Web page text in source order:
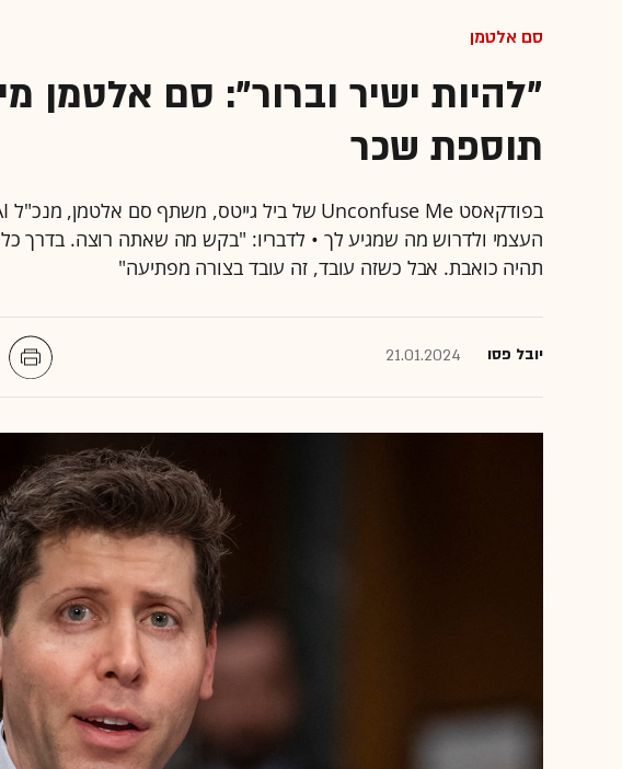
סם אלטמן
"להיות ישיר וברור": סם אלטמן
תוספת שכר
העצמי ולדרוש מה שמגיע לך • לדבריו: "בקש מה שאתה רוצה. בדרך
תהיה כואבת. אבל כשזה עובד, זה עובד בצורה מפתיעה"
יובל פסו 21.01.2024